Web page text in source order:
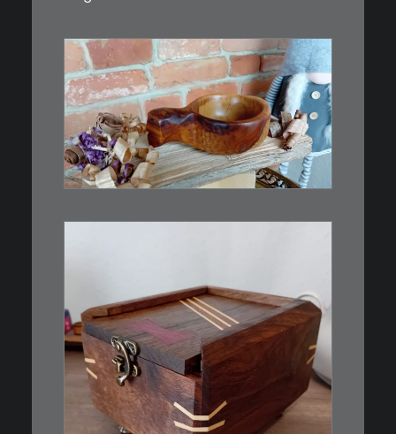
€15,00
Ein Holzbecher im Wikinger-Stil.
Inspiriert…
€39,00
Eine kleine, simple Schatulle
aus Nussbaum…